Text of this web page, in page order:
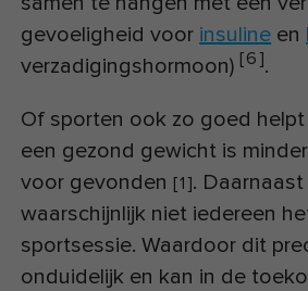
gevoeligheid voor insuline en
verzadigingshormoon) [6].
Of sporten ook zo goed
een gezond gewicht is
voor gevonden [1].
waarschijnlijk niet iedereen
sportsessie. Waardoor dit
onduidelijk en kan in de